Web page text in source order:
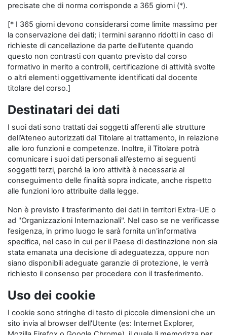
precisate che di norma corrisponde a 365 giorni (*).
[* I 365 giorni devono considerarsi come limite massimo per
la conservazione dei dati; i termini saranno ridotti in caso di
richieste di cancellazione da parte dell’utente quando
questo non contrasti con quanto previsto dal corso
formativo in merito a controlli, certificazione di attività svolte
o altri elementi oggettivamente identificati dal docente
titolare del corso.]
Destinatari dei dati
I suoi dati sono trattati dai soggetti afferenti alle strutture
dell’Ateneo autorizzati dal Titolare al trattamento, in relazione
alle loro funzioni e competenze. Inoltre, il Titolare potrà
comunicare i suoi dati personali all’esterno ai seguenti
soggetti terzi, perché la loro attività è necessaria al
conseguimento delle finalità sopra indicate, anche rispetto
alle funzioni loro attribuite dalla legge.
Non è previsto il trasferimento dei dati in territori Extra-UE o
ad "Organizzazioni Internazionali". Nel caso se ne verificasse
l’esigenza, in primo luogo le sarà fornita un'informativa
specifica, nel caso in cui per il Paese di destinazione non sia
stata emanata una decisione di adeguatezza, oppure non
siano disponibili adeguate garanzie di protezione, le verrà
richiesto il consenso per procedere con il trasferimento.
Uso dei cookie
I cookie sono stringhe di testo di piccole dimensioni che un
sito invia al browser dell'Utente (es: Internet Explorer,